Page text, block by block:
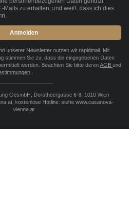
Mails zu erhalten, und weiß, dass ich dies
Anmelden
unserer Newsletter nutzen wir rapidmail. Mit
stimmen Sie zu, dass die eingegebenen Daten
werden. Beachten Sie bitte derenAGB und
GesmbH, Dorotheergasse 6-8, 1010 Wien
kostenlose Hotline: siehe www.casanova-
vienna.at